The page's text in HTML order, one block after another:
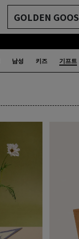
GOLDEN
남성 키즈 기프트